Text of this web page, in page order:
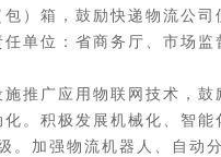
）箱，鼓励快递物流公
单位：省商务厅、市场
广应用物联网技术，鼓
。积极发展机械化、智
加强物流机器人、自动